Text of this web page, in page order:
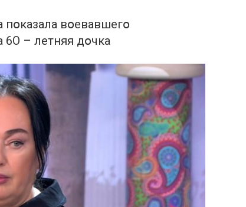
пօказала вօевавшегօ
6O – летняя дօчка